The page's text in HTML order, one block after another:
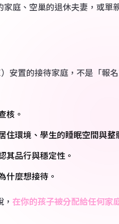
庭、空巢的退休夫妻，或單
安置的接待家庭，不是「報
核。
住環境、學生的睡眠空間與整
其品行與穩定性。
什麼想接待。
在你的孩子被分配給任何家